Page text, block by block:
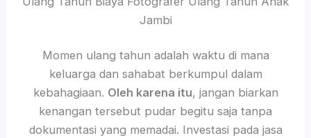
Jambi
Momen ulang tahun adalah waktu di mana
keluarga dan sahabat berkumpul dalam
kebahagiaan. Oleh karena itu, jangan biarkan
kenangan tersebut pudar begitu saja tanpa
dokumentasi yang memadai. Investasi pada jasa